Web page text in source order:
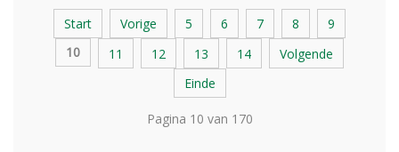
Start Vorige 5 6 7 8
9
10
11 12 13 14
Volgende
Einde
Pagina 10 van 170